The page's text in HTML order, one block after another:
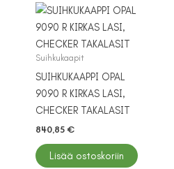
Suihkukaapit
SUIHKUKAAPPI OPAL
9090 R KIRKAS LASI,
CHECKER TAKALASIT
840,85 €
Lisää ostoskoriin